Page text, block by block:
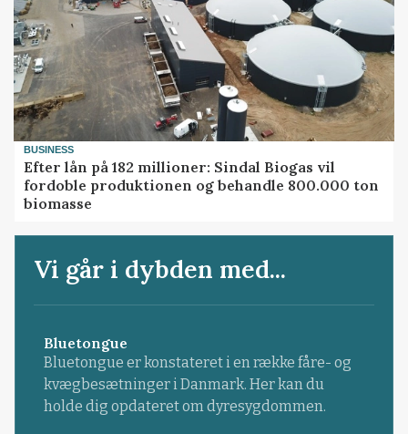
BUSINESS
Efter lån på 182 millioner: Sindal Biogas vil
fordoble produktionen og behandle 800.000 ton
biomasse
Vi går i dybden med...
Bluetongue
Bluetongue er konstateret i en række fåre- og
kvægbesætninger i Danmark. Her kan du
holde dig opdateret om dyresygdommen.